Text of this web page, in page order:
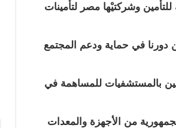
وشركتيْها مصر لتأمينات
في حماية ودعم المجتمع
بالمستشفيات للمساهمة في
من الأجهزة والمعدات